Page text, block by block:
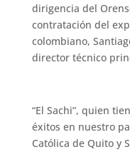
dirigencia del
contratación del
colombiano,
director técnico
“El Sachi”, quien
éxitos en nuestro
Católica de Quito y